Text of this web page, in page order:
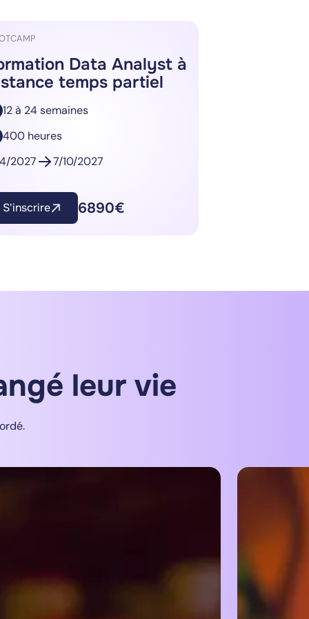
Data Analyst à
temps partiel
12 à 24 semaines
400 heures
2027
7/10/2027
S'inscrire 6890€
leur vie